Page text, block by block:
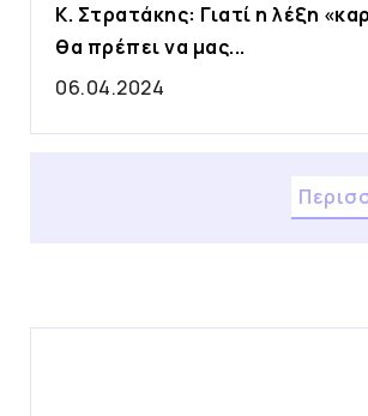
Κ. Στρατάκης: Γιατί η λέξη
θα πρέπει να μας...
06.04.2024